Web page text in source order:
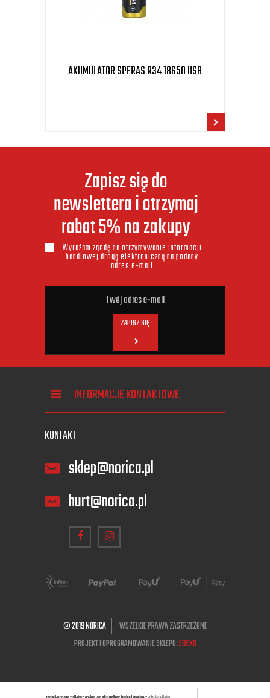
AKUMULATOR SPERAS R34 18650 USB
Zapisz się do
newslettera i otrzymaj
rabat 5% na zakupy
Wyrażam zgodę na otrzymywanie informacji
handlowej drogą elektroniczną na podany
adres e-mail
ZAPISZ SIĘ
INFORMACJE KONTAKTOWE
KONTAKT
sklep@norica.pl
hurt@norica.pl
© 2019 NORICA
WSZELKIE PRAWA ZASTRZEŻONE
PROJEKT I OPROGRAMOWANIE SKLEPU:EBEXO